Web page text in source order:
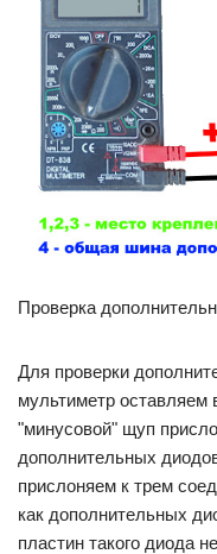
Проверка
Для проверки
мультиметр оставляем
"минусовой" щуп
дополнительных
прислоняем к трем
как дополнительных
пластин такого диода